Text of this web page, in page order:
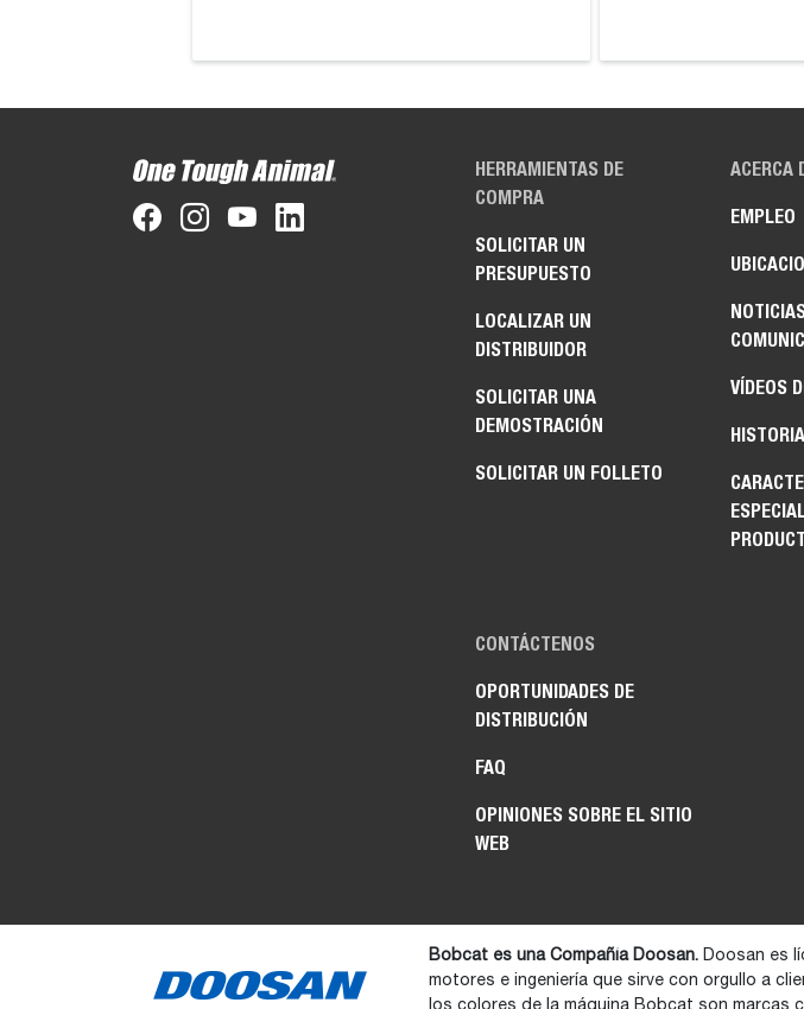
HERRAMIENTAS DE
COMPRA
SOLICITAR UN
PRESUPUESTO
LOCALIZAR UN
DISTRIBUIDOR
SOLICITAR UNA
DEMOSTRACIÓN
SOLICITAR UN FOLLETO
ACERCA
EMPLEO
VÍDEOS
CONTÁCTENOS
OPORTUNIDADES DE
DISTRIBUCIÓN
FAQ
OPINIONES SOBRE EL SITIO
WEB
Bobcat es una Compañía Doosan. Doosan es
motores e ingeniería que sirve con orgullo a
los colores de la máquina Bobcat son marcas